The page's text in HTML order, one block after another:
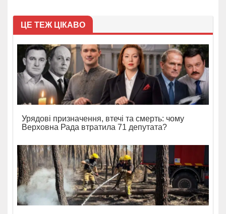
ЦЕ ТЕЖ ЦІКАВО
Урядові призначення, втечі та смерть: чому
Верховна Рада втратила 71 депутата?